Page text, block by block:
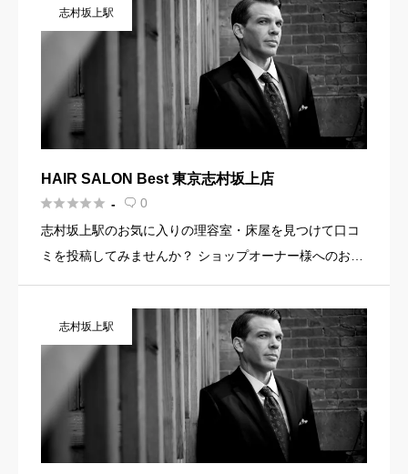
志村坂上駅
HAIR SALON Best 東京志村坂上店
 -  0
志村坂上駅のお気に入りの理容室・床屋を見つけて口コ
ミを投稿してみませんか？ ショップオーナー様へのお知
報・イメージ写真・メニュー・PR文章・ホームページリ
ンクなど機能を […]
志村坂上駅